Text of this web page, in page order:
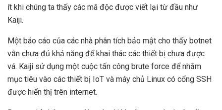
ít khi chúng ta thấy các mã độc được viết lại từ đầu như
Kaiji.
Một báo cáo của các nhà phân tích bảo mật cho thấy botnet
vẫn chưa đủ khả năng để khai thác các thiết bị chưa được
vá. Kaiji sử dụng một cuộc tấn công brute force để nhắm
mục tiêu vào các thiết bị IoT và máy chủ Linux có cổng SSH
được hiển thị trên internet.